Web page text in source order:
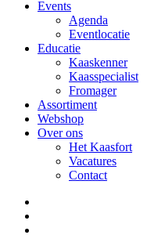
Events
Agenda
Eventlocatie
Educatie
Kaaskenner
Kaasspecialist
Fromager
Assortiment
Webshop
Over ons
Het Kaasfort
Vacatures
Contact